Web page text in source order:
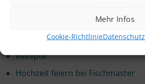
Mehr Infos
Cookie-RichtlinieDatenschutz
Shop Service
Rezepte
Hochzeit feiern bei Fischmaster